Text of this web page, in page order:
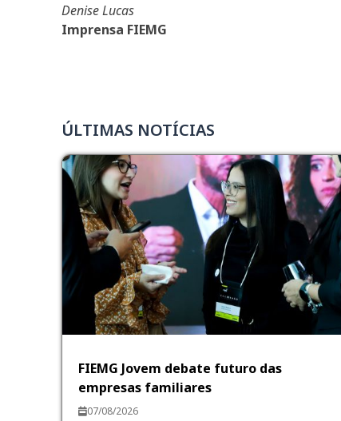
Denise Lucas
Imprensa FIEMG
ÚLTIMAS NOTÍCIAS
FIEMG Jovem debate futuro das
empresas familiares
07/08/2026